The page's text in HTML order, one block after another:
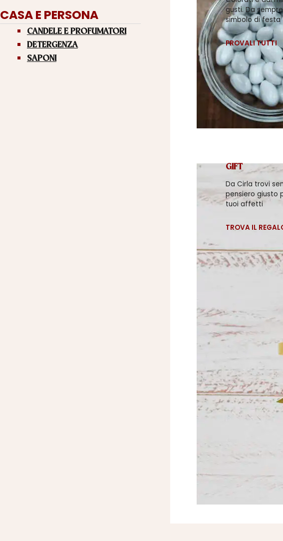
CASA E PERSONA
CANDELE E PROFUMATORI
DETERGENZA
SAPONI
gusti. Da sempre
simbolo di festa
PROVALI TUTTI
GIFT
Da Cirla trovi
pensiero giusto
tuoi affetti
TROVA IL